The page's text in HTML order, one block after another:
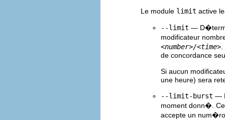
Le module limit active
--limit —
modificateur
<number>/<time>
de concordance
Si aucun
une heure) sera
--limit-burst —
moment donn�.
accepte un